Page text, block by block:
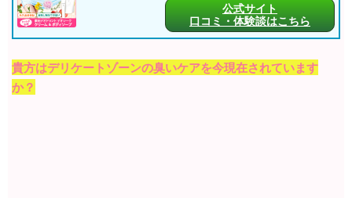
公式サイト
口コミ・体験談はこちら
貴方はデリケートゾーンの臭いケアを今現在されています
か？